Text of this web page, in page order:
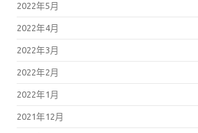
2022年5月
2022年4月
2022年3月
2022年2月
2022年1月
2021年12月